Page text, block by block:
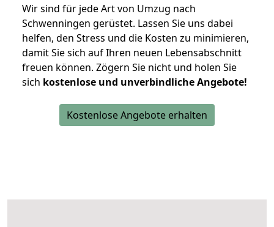
Wir sind für jede Art von Umzug nach
Schwenningen gerüstet. Lassen Sie uns dabei
helfen, den Stress und die Kosten zu minimieren,
damit Sie sich auf Ihren neuen Lebensabschnitt
freuen können. Zögern Sie nicht und holen Sie
sich kostenlose und unverbindliche Angebote!
Kostenlose Angebote erhalten